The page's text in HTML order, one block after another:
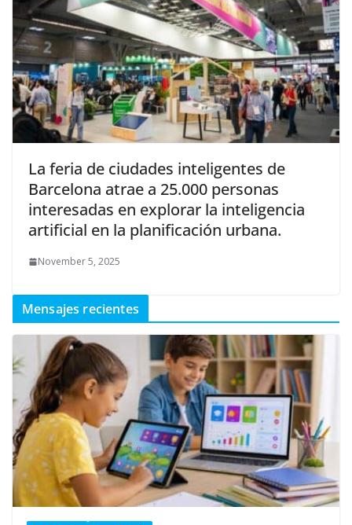
La feria de ciudades inteligentes de
Barcelona atrae a 25.000 personas
interesadas en explorar la inteligencia
artificial en la planificación urbana.
November 5, 2025
Mensajes recientes